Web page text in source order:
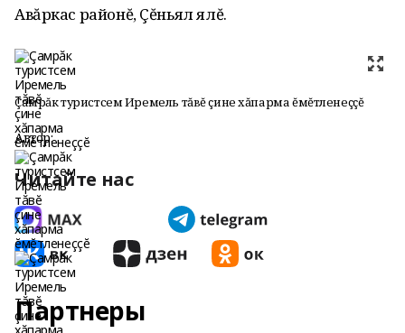
Авăркас районĕ, Çĕньял ялĕ.
Çамрăк туристсем Иремель тăвĕ çине хăпарма ĕмĕтленеççĕ
Автор:
Читайте нас
Партнеры